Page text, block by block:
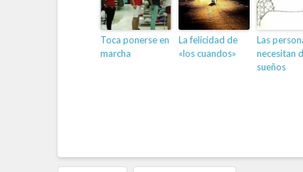
Toca ponerse en
marcha
La felicidad de
«los cuandos»
Las
necesitan
sueños